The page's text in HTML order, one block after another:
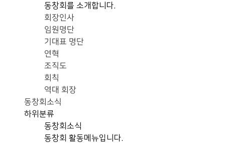
동창회를 소개합니다.
회장인사
임원명단
기대표 명단
연혁
조직도
회칙
역대 회장
동창회소식
하위분류
동창회소식
동창회 활동메뉴입니다.